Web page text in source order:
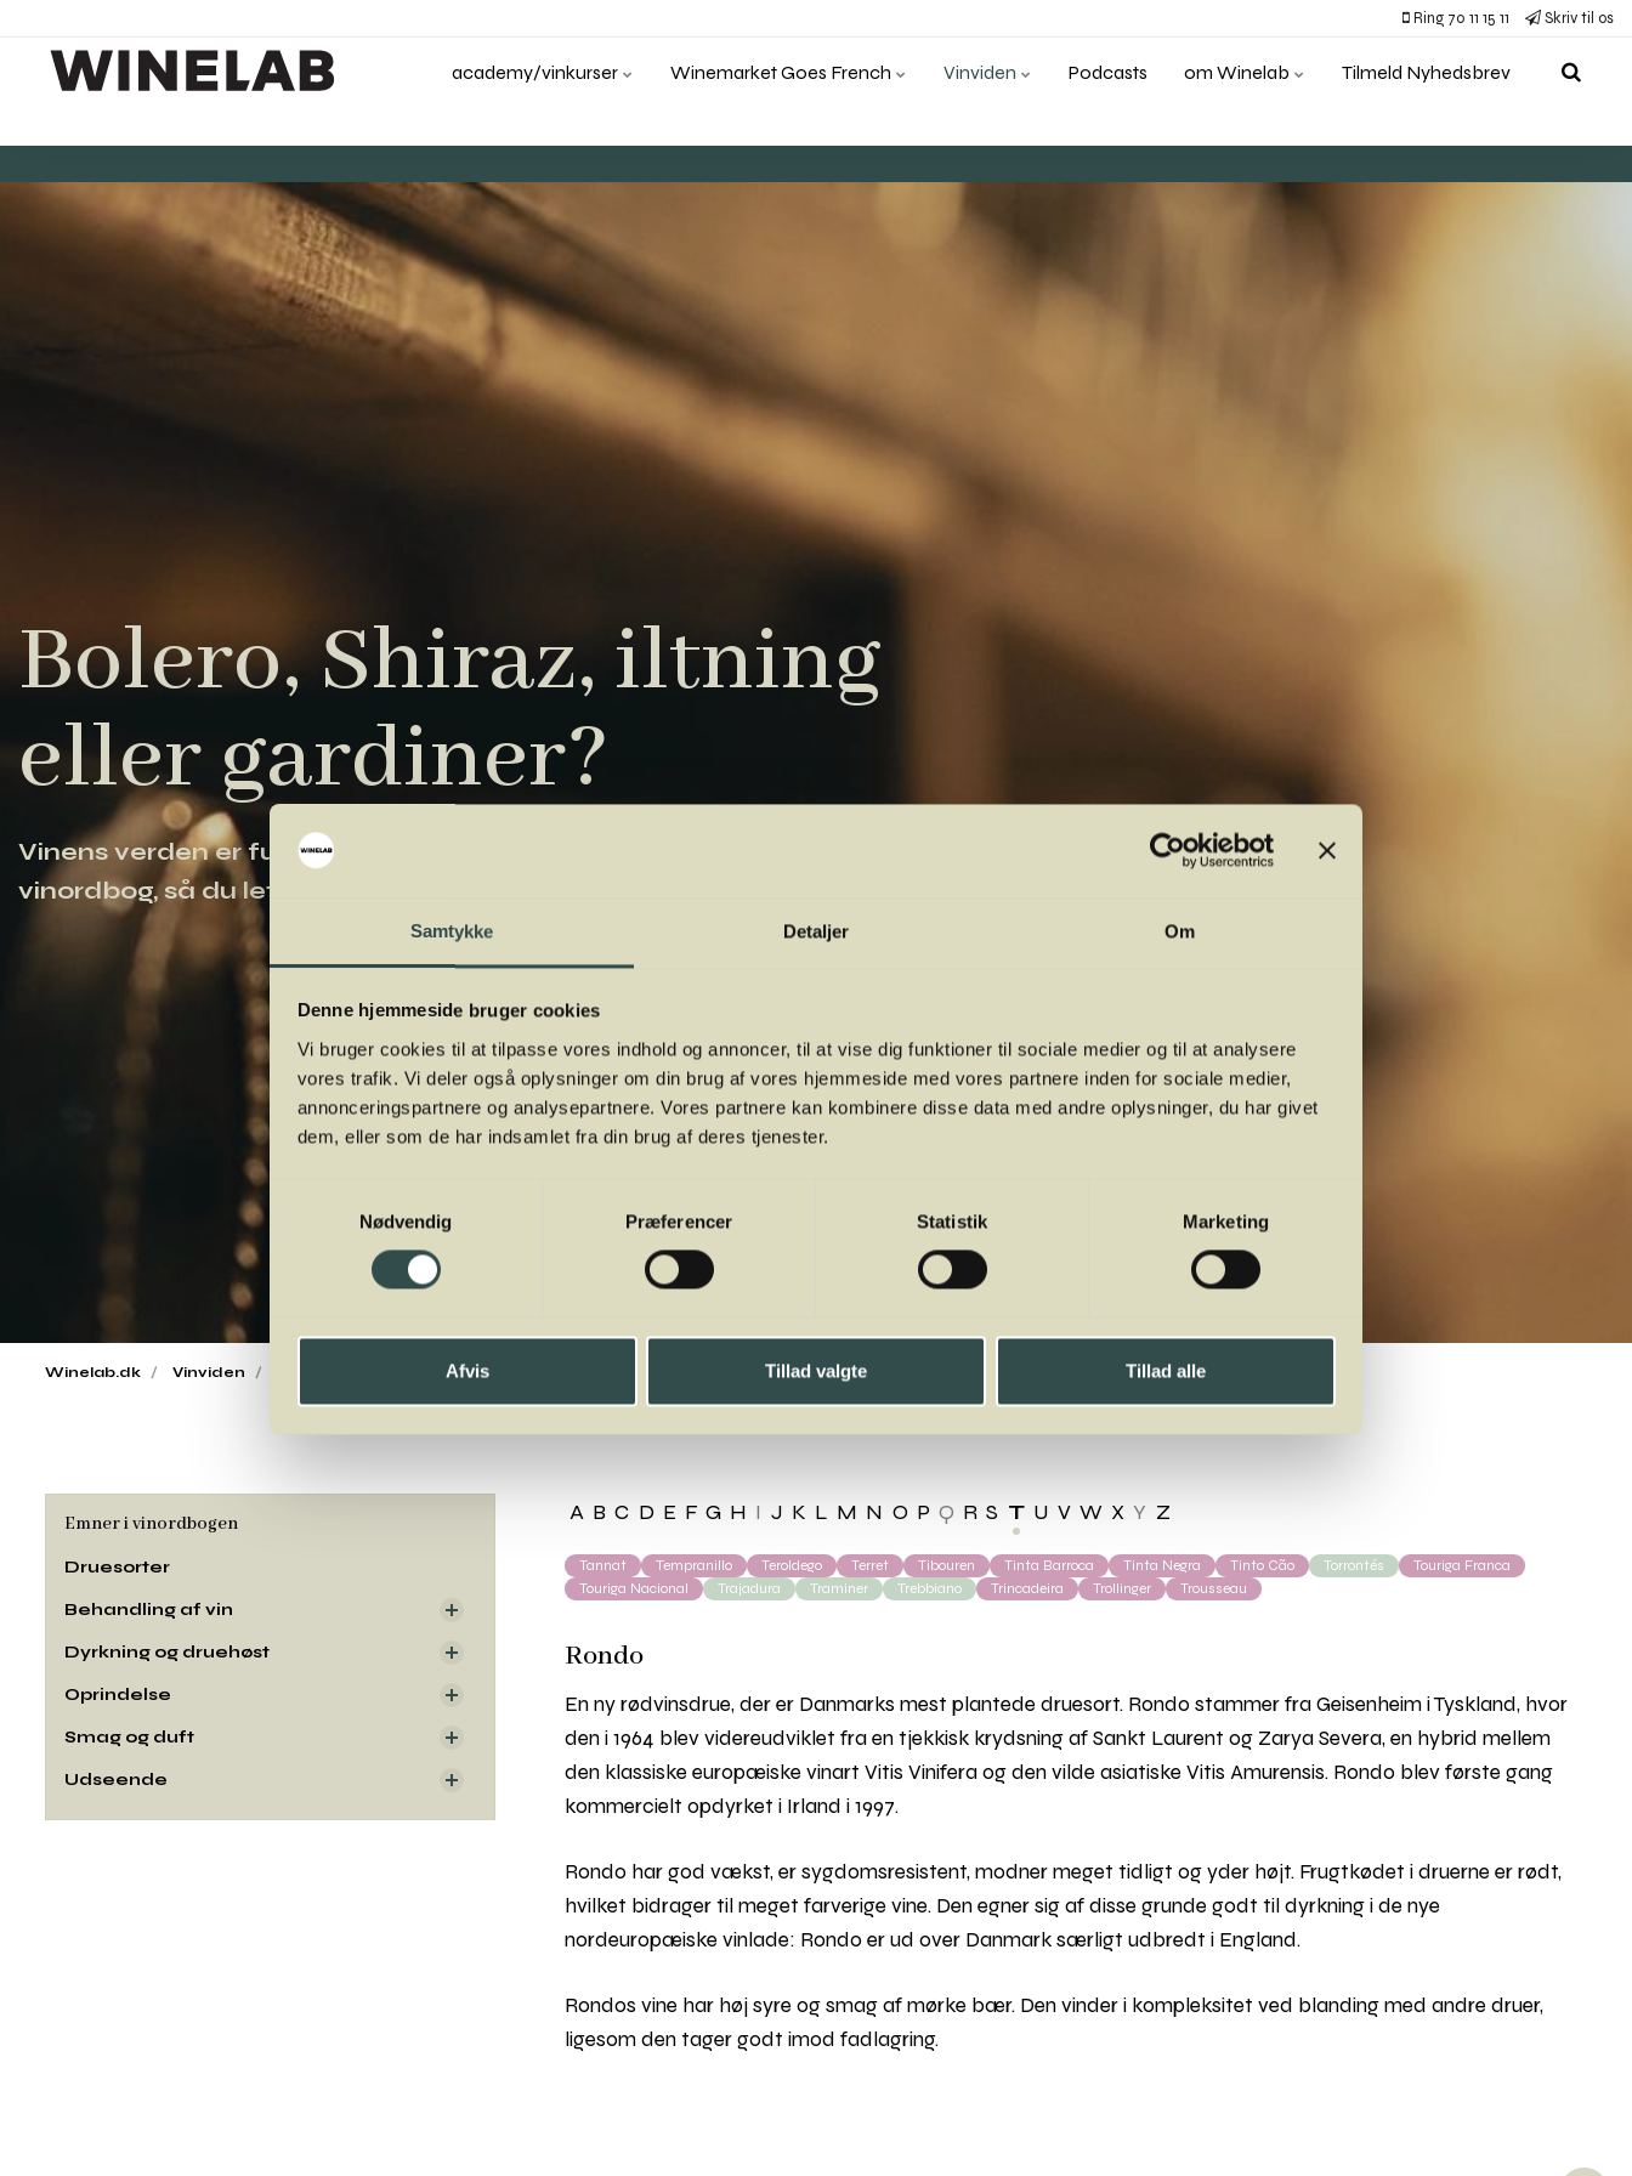
Samtykke Detaljer Om
Denne hjemmeside bruger cookies
Vi bruger cookies til at tilpasse vores indhold og annoncer, til at vise dig funktioner til sociale medier og til at analysere
vores trafik. Vi deler også oplysninger om din brug af vores hjemmeside med vores partnere inden for sociale medier,
annonceringspartnere og analysepartnere. Vores partnere kan kombinere disse data med andre oplysninger, du har givet
dem, eller som de har indsamlet fra din brug af deres tjenester.
Nødvendig
Præferencer Statistik Marketing
Afvis Tillad valgte Tillad alle
Ring 70 11 15 11 Skriv til os
academy/vinkurser Winemarket Goes French Vinviden Podcasts om Winelab Tilmeld Nyhedsbrev
Bolero, Shiraz, iltning
eller gardiner?
Vinens verden er fuld af komplicerede udtryk. Vi har samlet de vigtigste i vores
vinordbog, så du lettere kan navigere og orientere dig.
Winelab.dk Vinviden Druesorter
A B C D E F G H I J K L M N O P Q R S T U V W X Y Z
Tannat Tempranillo Teroldego Terret Tibouren Tinta Barroca Tinta Negra Tinto Cão Torrontés
Touriga Franca
Touriga Nacional
Trajadura Traminer Trebbiano Trincadeira Trollinger Trousseau
Rondo
En ny rødvinsdrue, der er Danmarks mest plantede druesort. Rondo stammer fra Geisenheim i Tyskland, hvor
den i 1964 blev videreudviklet fra en tjekkisk krydsning af Sankt Laurent og Zarya Severa, en hybrid mellem
den klassiske europæiske vinart Vitis Vinifera og den vilde asiatiske Vitis Amurensis. Rondo blev første gang
kommercielt opdyrket i Irland i 1997.
Rondo har god vækst, er sygdomsresistent, modner meget tidligt og yder højt. Frugtkødet i druerne er rødt,
hvilket bidrager til meget farverige vine. Den egner sig af disse grunde godt til dyrkning i de nye
nordeuropæiske vinlade: Rondo er ud over Danmark særligt udbredt i England.
Rondos vine har høj syre og smag af mørke bær. Den vinder i kompleksitet ved blanding med andre druer,
ligesom den tager godt imod fadlagring.
Emner i vinordbogen
Druesorter
Behandling af vin
Dyrkning og druehøst
Oprindelse
Smag og duft
Udseende